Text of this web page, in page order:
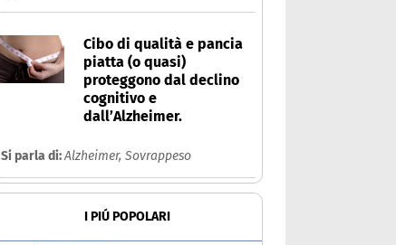
Cibo di qualità e pancia
piatta (o quasi)
proteggono dal declino
cognitivo e
dall’Alzheimer.
Si parla di:Alzheimer, Sovrappeso
I PIÚ POPOLARI